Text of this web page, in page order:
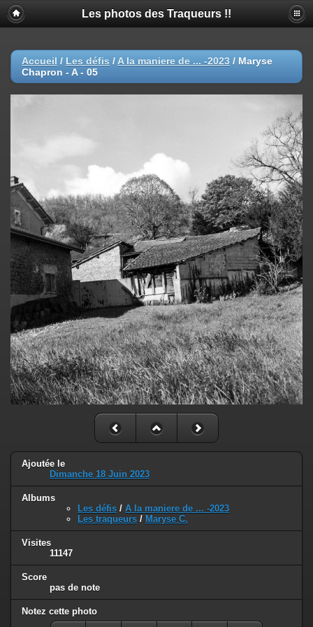
Les photos des Traqueurs !!
Accueil / Les défis / A la maniere de ... -2023 / Maryse
Chapron - A - 05
Ajoutée le
Dimanche 18 Juin 2023
Albums
Les défis / A la maniere de ... -2023
Les traqueurs / Maryse C.
Visites
11147
Score
pas de note
Notez cette photo